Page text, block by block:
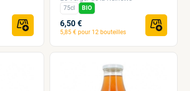
75cl BIO
6,50 €
5,85 € pour 12 bouteilles